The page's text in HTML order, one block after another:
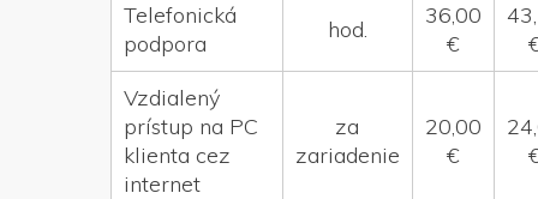
Telefonická
podpora
hod.
36,00
€
Vzdialený
prístup na PC
klienta cez
internet
za
zariadenie
20,00
€